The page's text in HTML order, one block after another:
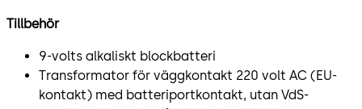
Tillbehör
9-volts alkaliskt blockbatteri
Transformator för väggkontakt 220 volt AC (EU-
kontakt) med batteriportkontakt, utan VdS-